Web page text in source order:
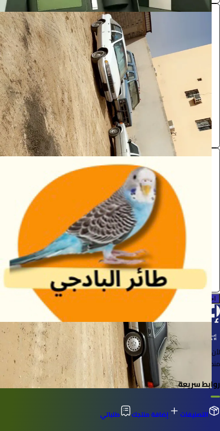
اخرى
الرياض
Zahra
0.0 (0)
الرياض
احجز الآن
لأن الأشياء خُلقت لتُستخدم
منصة لإعارة واستعارة المنتجات بسهولة وأمان
روابط سريعة
التصنيفات إضافة منتجك طلباتي